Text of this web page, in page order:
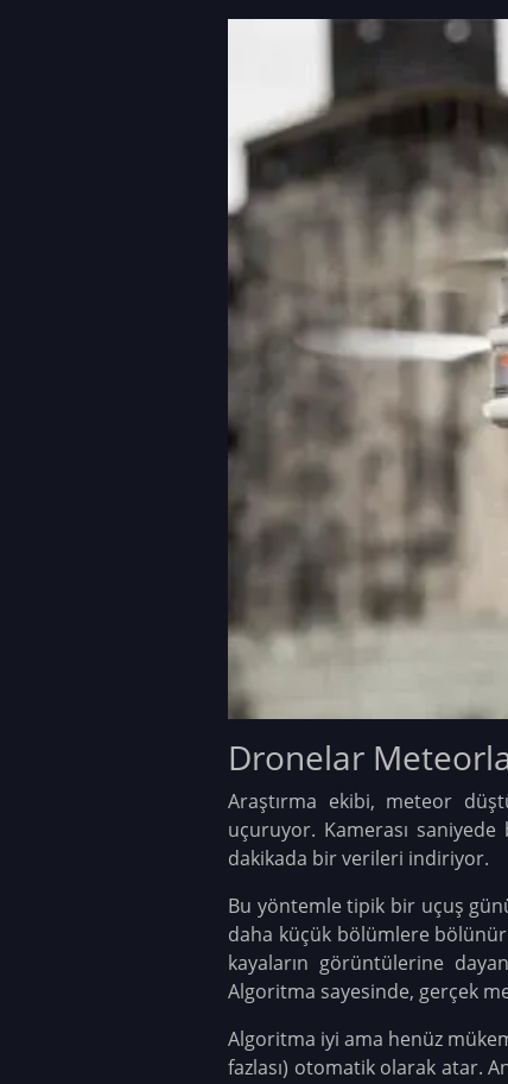
Dronelar
Araştırma ekibi, meteor
uçuruyor. Kamerası
dakikada bir verileri indiriyor.
Bu yöntemle tipik bir uçuş
daha küçük bölümlere
kayaların görüntülerine
Algoritma sayesinde, gerçek
Algoritma iyi ama henüz
fazlası) otomatik olarak atar.